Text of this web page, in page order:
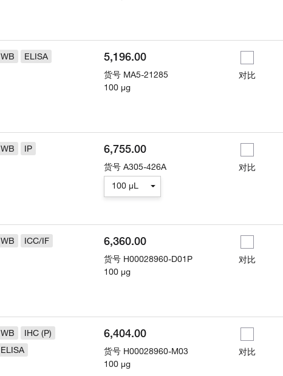
WB ELISA 5,196.00
货号 MA5-21285
100 µg
对比
WB IP 6,755.00
货号 A305-426A
100 µL
对比
WB ICC/IF 6,360.00
货号 H00028960-D01P
100 µg
对比
WB
IHC (P)
ELISA
6,404.00
货号 H00028960-M03
100 µg
对比